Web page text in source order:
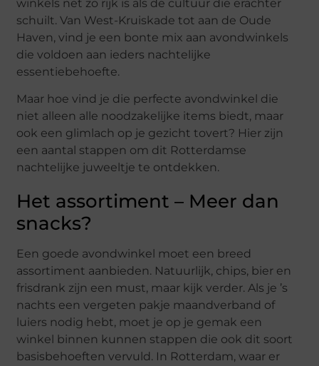
winkels net zo rijk is als de cultuur die erachter
schuilt. Van West-Kruiskade tot aan de Oude
Haven, vind je een bonte mix aan avondwinkels
die voldoen aan ieders nachtelijke
essentiebehoefte.
Maar hoe vind je die perfecte avondwinkel die
niet alleen alle noodzakelijke items biedt, maar
ook een glimlach op je gezicht tovert? Hier zijn
een aantal stappen om dit Rotterdamse
nachtelijke juweeltje te ontdekken.
Het assortiment – Meer dan
snacks?
Een goede avondwinkel moet een breed
assortiment aanbieden. Natuurlijk, chips, bier en
frisdrank zijn een must, maar kijk verder. Als je ’s
nachts een vergeten pakje maandverband of
luiers nodig hebt, moet je op je gemak een
winkel binnen kunnen stappen die ook dit soort
basisbehoeften vervuld. In Rotterdam, waar er